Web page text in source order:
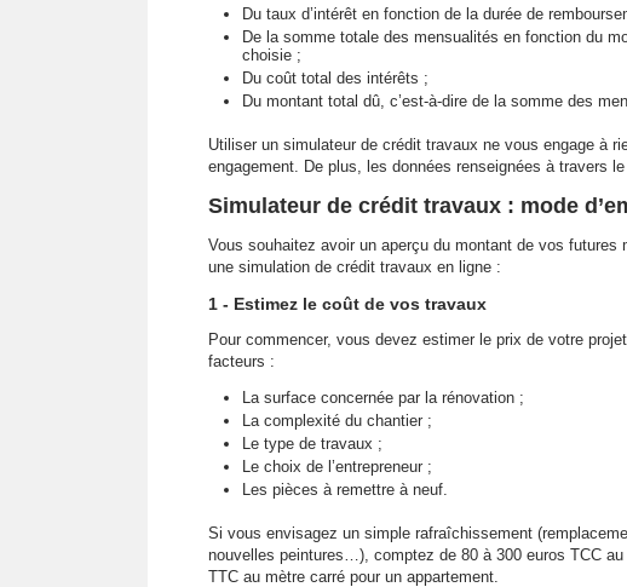
Du taux d’intérêt en fonction de la durée de
De la somme totale des mensualités en fonction du
choisie ;
Du coût total des intérêts ;
Du montant total dû, c’est-à-dire de la somme des
Utiliser un simulateur de crédit travaux ne vous engage à
engagement. De plus, les données renseignées à travers
Simulateur de crédit travaux : mode
Vous souhaitez avoir un aperçu du montant de vos
une simulation de crédit travaux en ligne :
1 - Estimez le coût de vos travaux
Pour commencer, vous devez estimer le prix de votre
facteurs :
La surface concernée par la rénovation ;
La complexité du chantier ;
Le type de travaux ;
Le choix de l’entrepreneur ;
Les pièces à remettre à neuf.
Si vous envisagez un simple rafraîchissement
nouvelles peintures…), comptez de 80 à 300 euros TCC
TTC au mètre carré pour un appartement.